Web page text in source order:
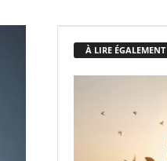
À LIRE ÉGALEMENT